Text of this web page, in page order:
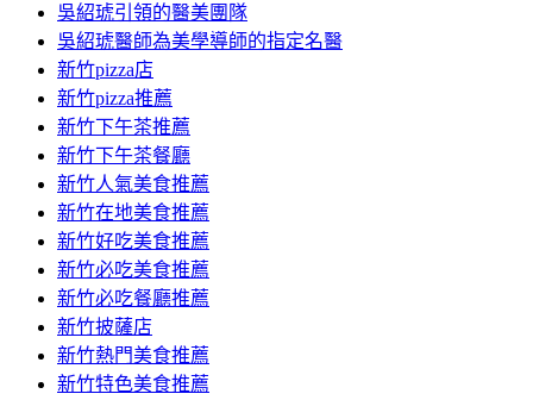
主
要
內
容
吳紹琥引領的醫美團隊
吳紹琥醫師為美學導師的指定名醫
新竹pizza店
新竹pizza推薦
新竹下午茶推薦
新竹下午茶餐廳
新竹人氣美食推薦
新竹在地美食推薦
新竹好吃美食推薦
新竹必吃美食推薦
新竹必吃餐廳推薦
新竹披薩店
新竹熱門美食推薦
新竹特色美食推薦